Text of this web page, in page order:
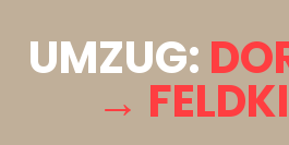
UMZUG:
→